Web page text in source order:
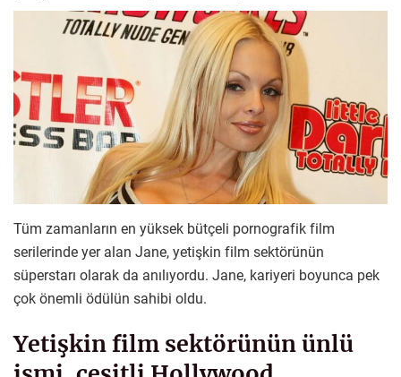
Tüm zamanların en yüksek bütçeli pornografik film
serilerinde yer alan Jane, yetişkin film sektörünün
süperstarı olarak da anılıyordu. Jane, kariyeri boyunca pek
çok önemli ödülün sahibi oldu.
Yetişkin film sektörünün ünlü